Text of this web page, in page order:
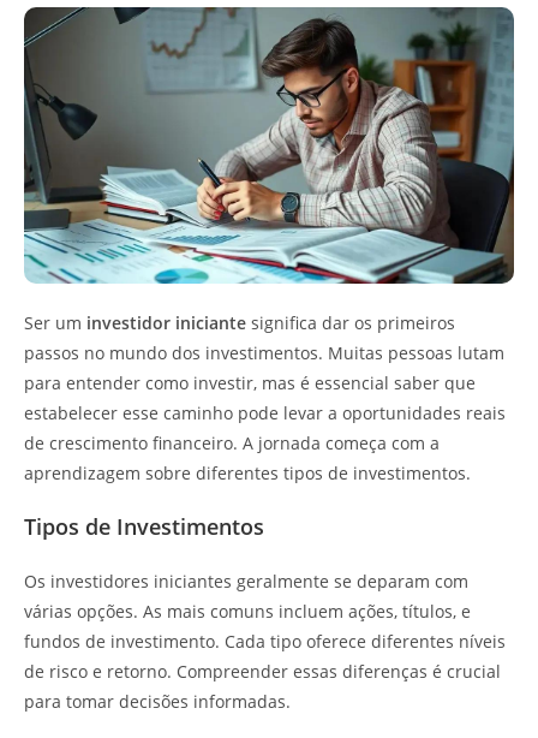
Ser um investidor iniciante significa dar os primeiros
passos no mundo dos investimentos. Muitas pessoas lutam
para entender como investir, mas é essencial saber que
estabelecer esse caminho pode levar a oportunidades reais
de crescimento financeiro. A jornada começa com a
aprendizagem sobre diferentes tipos de investimentos.
Tipos de Investimentos
Os investidores iniciantes geralmente se deparam com
várias opções. As mais comuns incluem ações, títulos, e
fundos de investimento. Cada tipo oferece diferentes níveis
de risco e retorno. Compreender essas diferenças é crucial
para tomar decisões informadas.